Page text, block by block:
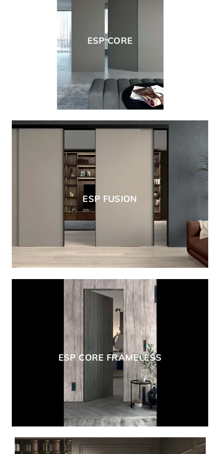
ESP CORE
ESP FUSION
ESP CORE FRAMELESS